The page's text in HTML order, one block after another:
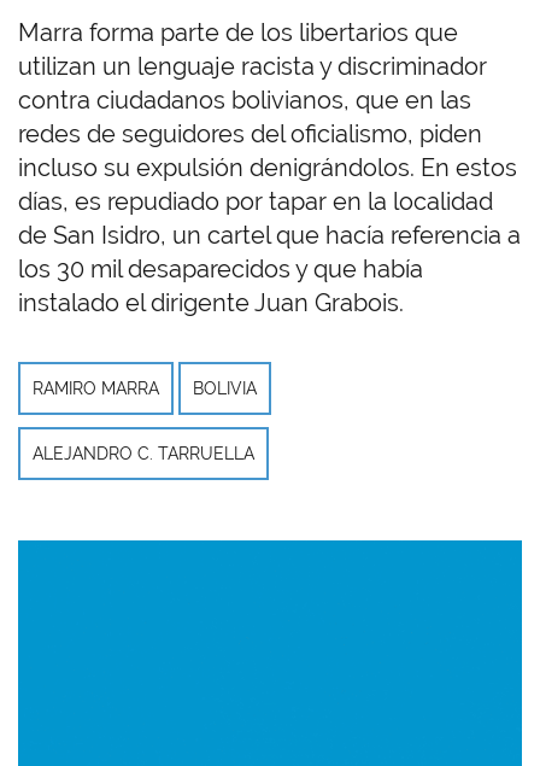
Marra forma parte de los libertarios que
utilizan un lenguaje racista y discriminador
contra ciudadanos bolivianos, que en las
redes de seguidores del oficialismo, piden
incluso su expulsión denigrándolos. En estos
días, es repudiado por tapar en la localidad
de San Isidro, un cartel que hacía referencia a
los 30 mil desaparecidos y que había
instalado el dirigente Juan Grabois.
RAMIRO MARRA BOLIVIA
ALEJANDRO C. TARRUELLA